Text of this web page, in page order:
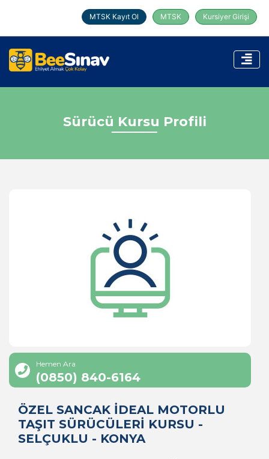
MTSK Kayıt Ol MTSK Kursiyer Girişi
Sürücü Kursu Profili
Hemen Ara
(0850) 840-6164
ÖZEL SANCAK İDEAL MOTORLU
TAŞIT SÜRÜCÜLERİ KURSU -
SELÇUKLU - KONYA